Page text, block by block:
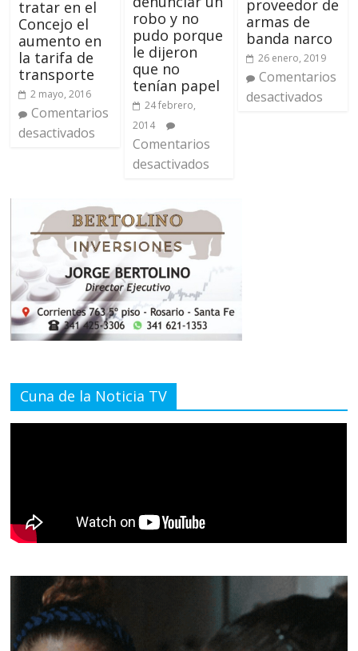
tratar en el
Concejo el
aumento en
la tarifa de
transporte
2 mayo, 2016
Comentarios
desactivados
robo y no
pudo porque
le dijeron
que no
tenían papel
24 febrero,
2014
Comentarios
desactivados
proveedor de
armas de
banda narco
26 enero, 2019
Comentarios
desactivados
Cuna de la Noticia TV